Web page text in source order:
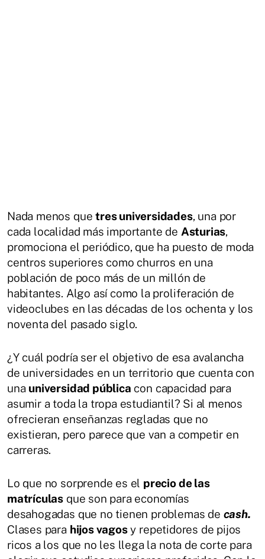
Nada menos quetres universidades, una por
cada localidad más importante de Asturias,
promociona el periódico, que ha puesto de moda
centros superiores como churros en una
población de poco más de un millón de
habitantes. Algo así como la proliferación de
videoclubes en las décadas de los ochenta y los
noventa del pasado siglo.
¿Y cuál podría ser el objetivo de esa avalancha
de universidades en un territorio que cuenta con
una universidad pública con capacidad para
asumir a toda la tropa estudiantil? Si al menos
ofrecieran enseñanzas regladas que no
existieran, pero parece que van a competir en
carreras.
Lo que no sorprende es el precio de las
matrículas que son para economías
desahogadas que no tienen problemas de cash.
Clases para hijos vagosy repetidores de pijos
ricos a los que no les llega la nota de corte para